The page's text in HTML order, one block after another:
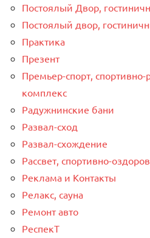
Постоялый Двор,
Постоялый двор,
Практика
Презент
Премьер-спорт,
комплекс
Радужнинские бани
Развал-сход
Развал-схождение
Рассвет, спортивно-
Реклама и Контакты
Релакс, сауна
Ремонт авто
РеспекТ